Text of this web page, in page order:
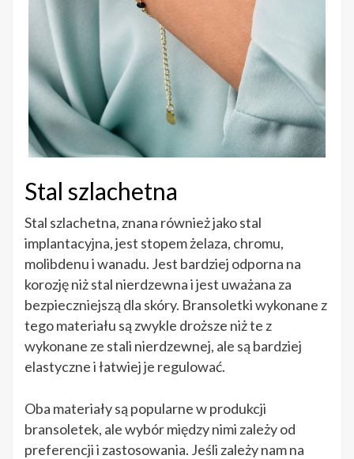
Stal szlachetna
Stal szlachetna, znana również jako stal
implantacyjna, jest stopem żelaza, chromu,
molibdenu i wanadu. Jest bardziej odporna na
korozję niż stal nierdzewna i jest uważana za
bezpieczniejszą dla skóry. Bransoletki wykonane z
tego materiału są zwykle droższe niż te z
wykonane ze stali nierdzewnej, ale są bardziej
elastyczne i łatwiej je regulować.
Oba materiały są popularne w produkcji
bransoletek, ale wybór między nimi zależy od
preferencji i zastosowania. Jeśli zależy nam na